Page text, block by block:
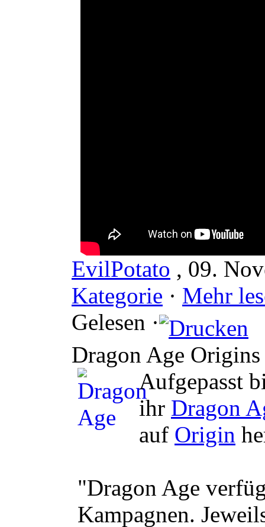
EvilPotato , 09.
Kategorie · Mehr
Gelesen ·
Dragon Age
Aufgepasst
ihr Dragon
auf Origin
"Dragon Age
Kampagnen.